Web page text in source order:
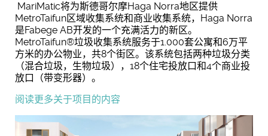
MariMatic将为斯德哥尔摩Haga Norra地区提供
MetroTaifun区域收集系统和商业收集系统，Haga Norra
是Fabege AB开发的一个充满活力的新区。
MetroTaifun®垃圾收集系统服务于1.000套公寓和6万平
方米的办公物业，共8个街区。该系统包括两种垃圾分类
（混合垃圾，生物垃圾），18个住宅投放口和4个商业投
放口（带变形器）。
阅读更多关于项目的内容